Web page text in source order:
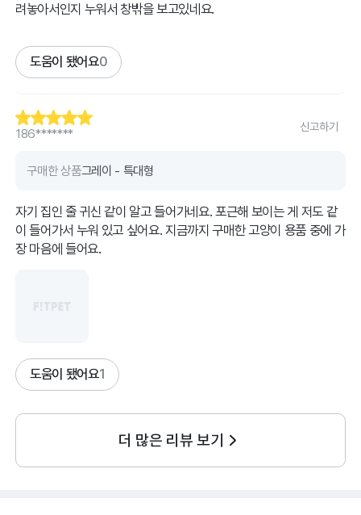
려놓아서인지 누워서 창밖을 보고있네요.
도움이 됐어요0
186*******
신고하기
구매한 상품그레이 - 특대형
자기 집인 줄 귀신 같이 알고 들어가네요. 포근해 보이는 게 저도 같
이 들어가서 누워 있고 싶어요. 지금까지 구매한 고양이 용품 중에 가
장 마음에 들어요.
도움이 됐어요1
더 많은 리뷰 보기